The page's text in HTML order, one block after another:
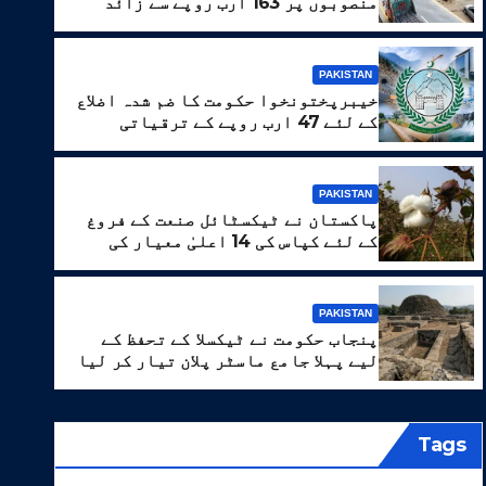
کے ترقیاتی پروگرام کا
7, 2026
WEB DESK
PAKISTAN
خیبرپختونخوا حکومت کا ضم شدہ اضلاع
کے لئے 47 ارب روپے کے ترقیاتی
PAKISTAN
پاکستان نے ٹیکسٹائل صنعت کے فروغ
کے لئے کپاس کی 14 اعلیٰ معیار کی
PAKISTAN
پنجاب حکومت نے ٹیکسلا کے تحفظ کے
لیے پہلا جامع ماسٹر پلان تیار کر لیا
Tags